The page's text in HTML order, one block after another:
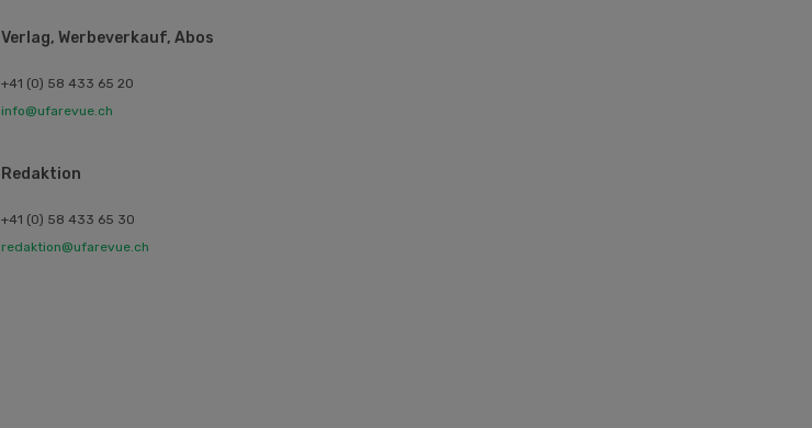
Verlag, Werbeverkauf, Abos
+41 (0) 58 433 65 20
info@ufarevue.ch
Redaktion
+41 (0) 58 433 65 30
redaktion@ufarevue.ch